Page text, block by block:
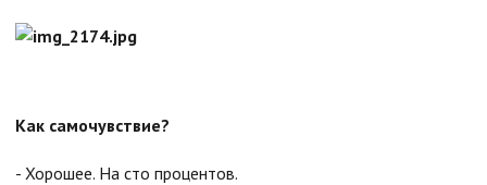
Как самочувствие?
- Хорошее. На сто процентов.